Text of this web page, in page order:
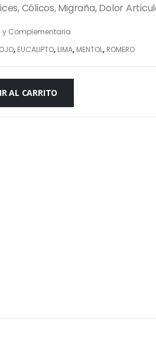
Cólicos, Migraña, Dolor
y Complementaria
, EUCALIPTO, LIMA, MENTOL, ROMERO
AL CARRITO